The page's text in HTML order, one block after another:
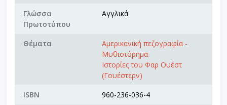
Γλώσσα
Πρωτοτύπου
Αγγλικά
Θέματα
Αμερικανική πεζογραφία -
Μυθιστόρημα
Ιστορίες του Φαρ Ουέστ
(Γουέστερν)
ISBN
960-236-036-4